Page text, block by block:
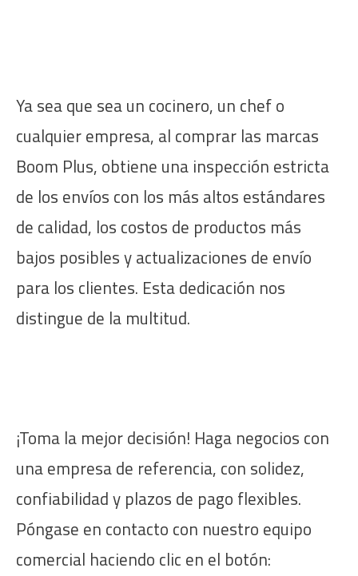
Ya sea que sea un cocinero, un chef o
cualquier empresa, al comprar las marcas
Boom Plus, obtiene una inspección estricta
de los envíos con los más altos estándares
de calidad, los costos de productos más
bajos posibles y actualizaciones de envío
para los clientes. Esta dedicación nos
distingue de la multitud.
¡Toma la mejor decisión! Haga negocios con
una empresa de referencia, con solidez,
confiabilidad y plazos de pago flexibles.
Póngase en contacto con nuestro equipo
comercial haciendo clic en el botón: